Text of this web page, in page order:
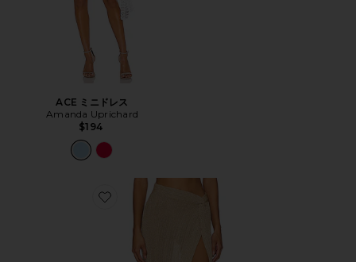
ACE ミニドレス
Amanda Uprichard
$194
Favorite HEART OF GOLD スカート